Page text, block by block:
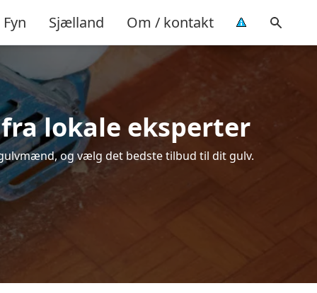
Fyn Sjælland Om / kontakt
lokale eksperter
og vælg det bedste tilbud til dit gulv.